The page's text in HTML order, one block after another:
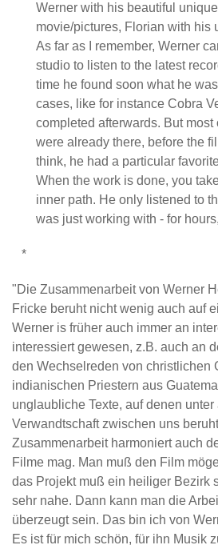
Werner with his beautiful
movie/pictures, Florian with his
As far as I remember, Werner
studio to listen to the latest
time he found soon what he
cases, like for instance Cobra
completed afterwards. But most
were already there, before the
think, he had a particular
When the work is done, you
inner path. He only listened to
was just working with - for
*
"Die Zusammenarbeit von Werner
Fricke beruht nicht wenig auch auf
Werner is früher auch immer an
interessiert gewesen, z.B. auch an
den Wechselreden von christlichen
indianischen Priestern aus
unglaubliche Texte, auf denen
Verwandtschaft zwischen uns
Zusammenarbeit harmoniert auch
Filme mag. Man muß den Film
das Projekt muß ein heiliger Bezirk
sehr nahe. Dann kann man die
überzeugt sein. Das bin ich von
Es ist für mich schön, für ihn Musik